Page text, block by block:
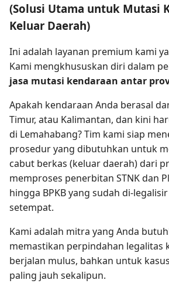
(Solusi Utama untuk Mutasi
Keluar Daerah)
Ini adalah layanan premium kami
Kami mengkhususkan diri dalam
jasa mutasi kendaraan antar
Apakah kendaraan Anda berasal
Timur, atau Kalimantan, dan kini
di Lemahabang? Tim kami siap
prosedur yang dibutuhkan untuk
cabut berkas (keluar daerah) dari
memproses penerbitan STNK dan
hingga BPKB yang sudah di-
setempat.
Kami adalah mitra yang Anda
memastikan perpindahan legalitas
berjalan mulus, bahkan untuk
paling jauh sekalipun.